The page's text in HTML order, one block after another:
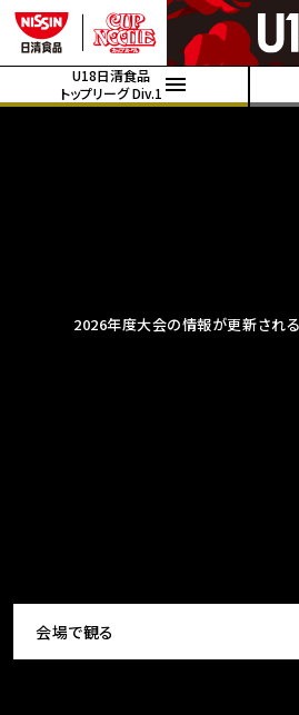
U18日清食品
トップリーグ Div.1
2026年度大会の情報が更新され
会場で観る